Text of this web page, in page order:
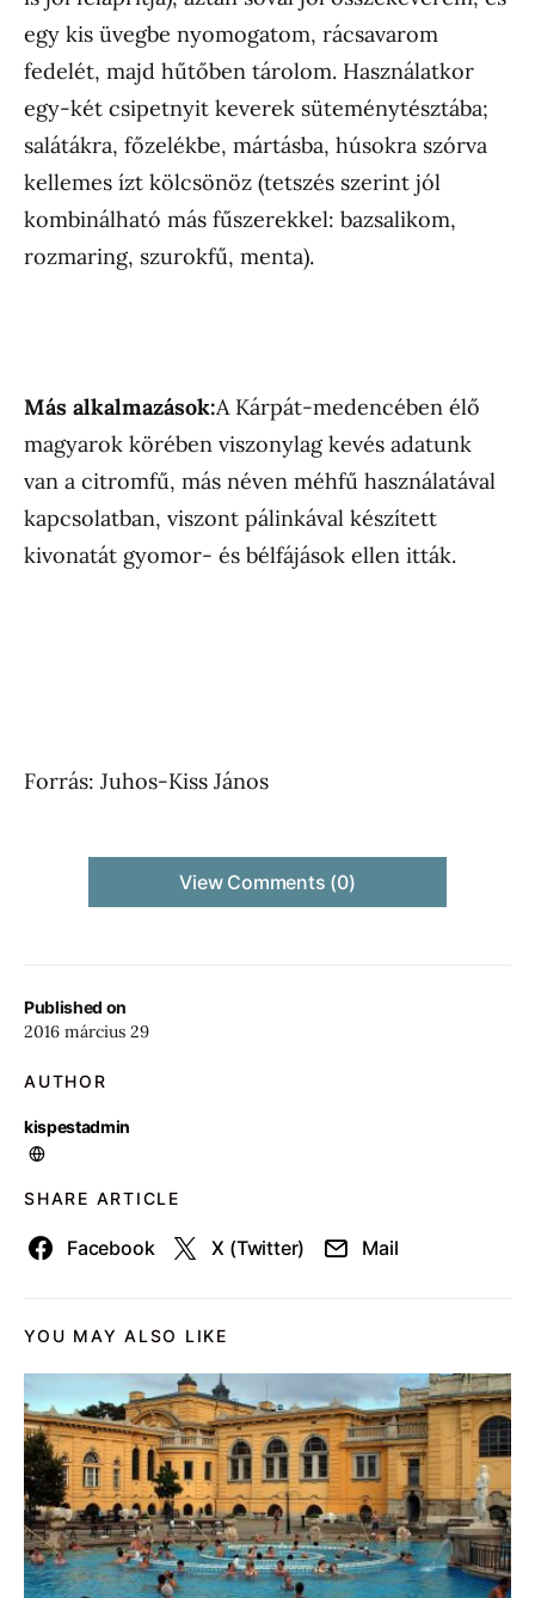
Published on
2016 március 29
AUTHOR
kispestadmin
SHARE ARTICLE
Facebook X (Twitter) Mail
egy kis üvegbe nyomogatom, rácsavarom
fedelét, majd hűtőben tárolom. Használatkor
egy-két csipetnyit keverek süteménytésztába;
salátákra, főzelékbe, mártásba, húsokra szórva
kellemes ízt kölcsönöz (tetszés szerint jól
kombinálható más fűszerekkel: bazsalikom,
rozmaring, szurokfű, menta).
Más alkalmazások:A Kárpát-medencében élő
magyarok körében viszonylag kevés adatunk
van a citromfű, más néven méhfű használatával
kapcsolatban, viszont pálinkával készített
kivonatát gyomor- és bélfájások ellen itták.
Forrás: Juhos-Kiss János
View Comments (0)
YOU MAY ALSO LIKE